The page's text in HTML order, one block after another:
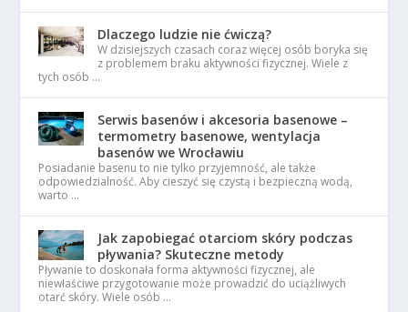
Dlaczego ludzie nie ćwiczą?
W dzisiejszych czasach coraz więcej osób boryka się
z problemem braku aktywności fizycznej. Wiele z
tych osób …
Serwis basenów i akcesoria basenowe –
termometry basenowe, wentylacja
basenów we Wrocławiu
Posiadanie basenu to nie tylko przyjemność, ale także
odpowiedzialność. Aby cieszyć się czystą i bezpieczną wodą,
warto …
Jak zapobiegać otarciom skóry podczas
pływania? Skuteczne metody
Pływanie to doskonała forma aktywności fizycznej, ale
niewłaściwe przygotowanie może prowadzić do uciążliwych
otarć skóry. Wiele osób …